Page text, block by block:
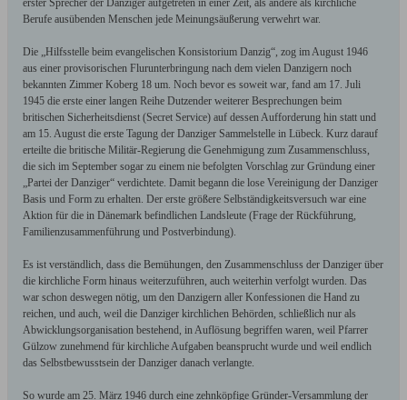
erster Sprecher der Danziger aufgetreten in einer Zeit, als andere als kirchliche
Berufe ausübenden Menschen jede Meinungsäußerung verwehrt war.
Die „Hilfsstelle beim evangelischen Konsistorium Danzig“, zog im August 1946
aus einer provisorischen Flurunterbringung nach dem vielen Danzigern noch
bekannten Zimmer Koberg 18 um. Noch bevor es soweit war, fand am 17. Juli
1945 die erste einer langen Reihe Dutzender weiterer Besprechungen beim
britischen Sicherheitsdienst (Secret Service) auf dessen Aufforderung hin statt und
am 15. August die erste Tagung der Danziger Sammelstelle in Lübeck. Kurz darauf
erteilte die britische Militär-Regierung die Genehmigung zum Zusammenschluss,
die sich im September sogar zu einem nie befolgten Vorschlag zur Gründung einer
„Partei der Danziger“ verdichtete. Damit begann die lose Vereinigung der Danziger
Basis und Form zu erhalten. Der erste größere Selbständigkeitsversuch war eine
Aktion für die in Dänemark befindlichen Landsleute (Frage der Rückführung,
Familienzusammenführung und Postverbindung).
Es ist verständlich, dass die Bemühungen, den Zusammenschluss der Danziger über
die kirchliche Form hinaus weiterzuführen, auch weiterhin verfolgt wurden. Das
war schon deswegen nötig, um den Danzigern aller Konfessionen die Hand zu
reichen, und auch, weil die Danziger kirchlichen Behörden, schließlich nur als
Abwicklungsorganisation bestehend, in Auflösung begriffen waren, weil Pfarrer
Gülzow zunehmend für kirchliche Aufgaben beansprucht wurde und weil endlich
das Selbstbewusstsein der Danziger danach verlangte.
So wurde am 25. März 1946 durch eine zehnköpfige Gründer-Versammlung der